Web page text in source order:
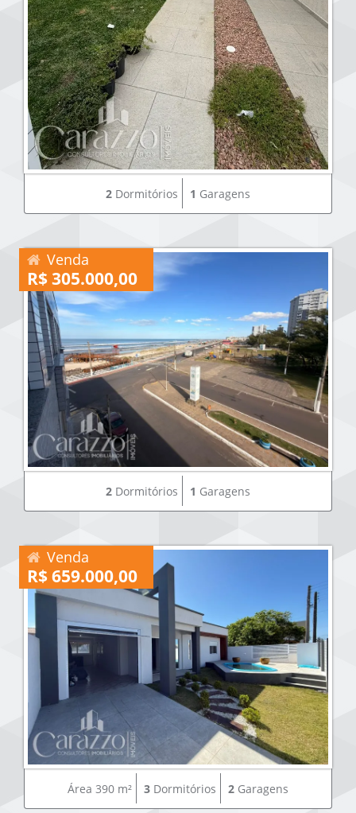
2 Dormitórios 1 Garagens
Venda
R$ 305.000,00
2 Dormitórios 1 Garagens
Venda
R$ 659.000,00
Área 390 m² 3 Dormitórios 2 Garagens